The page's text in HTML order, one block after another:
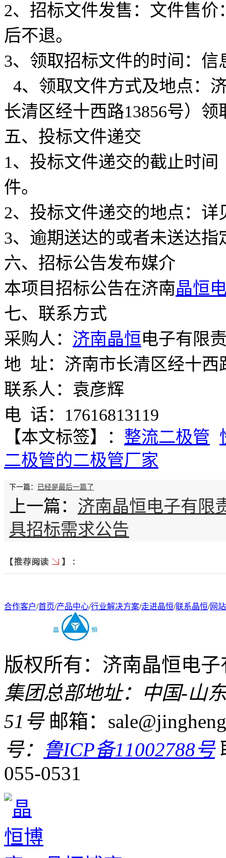
2、招标文件发售：文件售
后不退。
3、领取招标文件的时间：
4、领取文件方式及地点：
长清区经十西路13856号）
五、投标文件递交
1、投标文件递交的截止时
件。
2、投标文件递交的地点：详
3、逾期送达的或者未送达
六、招标公告发布媒介
本项目招标公告在济南晶恒
七、联系方式
采购人： 济南晶恒电子有限
地 址：济南市长清区经十
联系人：袁彦辉
电 话：17616813119
【本文标签】： 整流二极管
二极管的二极管厂家
下一篇： 已经是最后一篇了
上一篇： 济南晶恒电子有限
具招标需求公告
合作客户/首页/产品中心/行业解决方案/走进晶恒/联系晶恒/网
版权所有：济南晶恒电
集团总部地址：中国-山
51号 邮箱：
号：
鲁ICP备11002788号
055-0531